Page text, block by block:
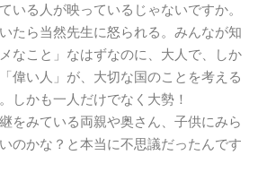
いる人が映っているじゃないですか。
たら当然先生に怒られる。みんなが知
なこと」なはずなのに、大人で、しか
偉い人」が、大切な国のことを考える
しかも一人だけでなく大勢！
をみている両親や奥さん、子供にみら
のかな？と本当に不思議だったんです